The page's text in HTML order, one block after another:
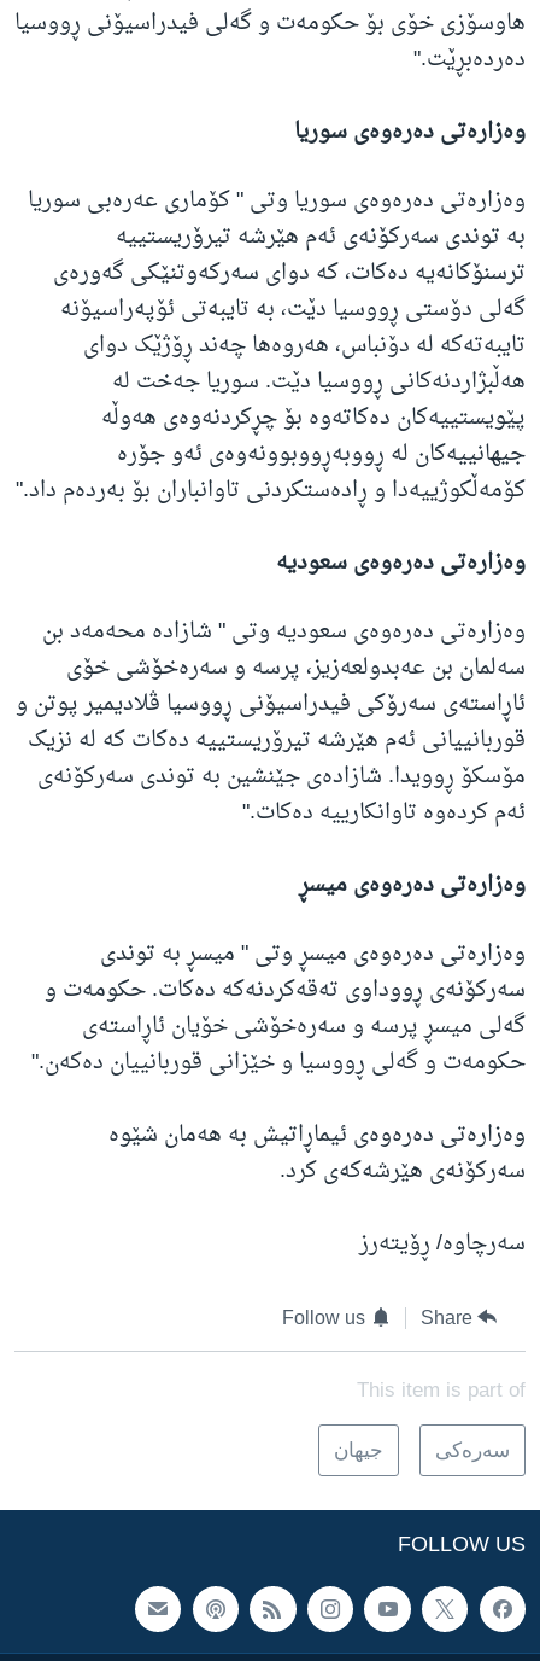
هاوسۆزی خۆی بۆ حکومەت و گەلی فیدراسیۆنی ڕووسیا
دەردەبڕێت."
وەزارەتی دەرەوەی سوریا
وەزارەتی دەرەوەی سوریا وتی " کۆماری عەرەبی سوریا
بە توندی سەرکۆنەی ئەم هێرشە تیرۆریستییە
ترسنۆکانەیە دەکات، کە دوای سەرکەوتنێکی گەورەی
گەلی دۆستی ڕووسیا دێت، بە تایبەتی ئۆپەراسیۆنە
تایبەتەکە لە دۆنباس، هەروەها چەند ڕۆژێک دوای
هەڵبژاردنەکانی ڕووسیا دێت. سوریا جەخت لە
پێویستییەکان دەکاتەوە بۆ چڕکردنەوەی هەوڵە
جیهانییەکان لە ڕووبەڕووبوونەوەی ئەو جۆرە
کۆمەڵکوژییەدا و ڕادەستکردنی تاوانباران بۆ بەردەم داد."
وەزارەتی دەرەوەی سعودیە
وەزارەتی دەرەوەی سعودیە وتی " شازادە محەمەد بن
سەلمان بن عەبدولعەزیز، پرسە و سەرەخۆشی خۆی
ئاڕاستەی سەرۆکی فیدراسیۆنی ڕووسیا ڤلادیمیر پوتن و
قوربانییانی ئەم هێرشە تیرۆریستییە دەکات کە لە نزیک
مۆسکۆ ڕوویدا. شازادەی جێنشین بە توندی سەرکۆنەی
ئەم کردەوە تاوانکارییە دەکات."
وەزارەتی دەرەوەی میسڕ
وەزارەتی دەرەوەی میسڕ وتی " میسڕ بە توندی
سەرکۆنەی ڕووداوی تەقەکردنەکە دەکات. حکومەت و
گەلی میسڕ پرسە و سەرەخۆشی خۆیان ئاڕاستەی
حکومەت و گەلی ڕووسیا و خێزانی قوربانییان دەکەن."
وەزارەتی دەرەوەی ئیماڕاتیش بە هەمان شێوە
سەرکۆنەی هێرشەکەی کرد.
سەرچاوە/ ڕۆیتەرز
Share
Follow us
This item is part of
سه‌ره‌کی جیهان
FOLLOW US